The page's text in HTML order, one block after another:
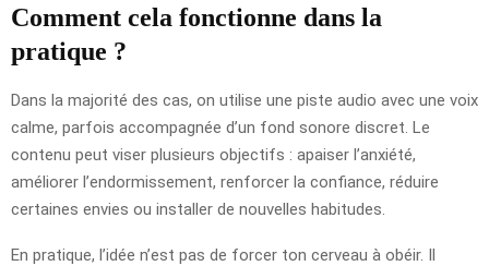
Comment cela fonctionne dans la
pratique ?
Dans la majorité des cas, on utilise une piste audio avec une voix
calme, parfois accompagnée d’un fond sonore discret. Le
contenu peut viser plusieurs objectifs : apaiser l’anxiété,
améliorer l’endormissement, renforcer la confiance, réduire
certaines envies ou installer de nouvelles habitudes.
En pratique, l’idée n’est pas de forcer ton cerveau à obéir. Il